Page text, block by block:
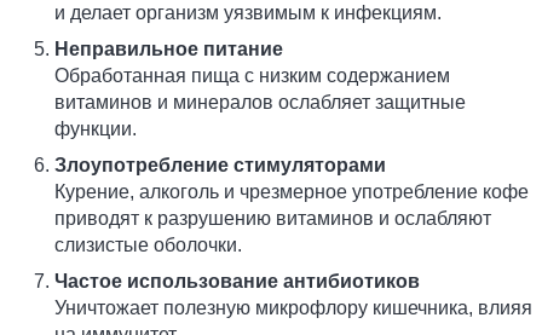
и делает организм уязвимым к инфекциям.
Неправильное питание
Обработанная пища с низким содержанием
витаминов и минералов ослабляет защитные
функции.
Злоупотребление стимуляторами
Курение, алкоголь и чрезмерное употребление кофе
приводят к разрушению витаминов и ослабляют
слизистые оболочки.
Частое использование антибиотиков
Уничтожает полезную микрофлору кишечника, влияя